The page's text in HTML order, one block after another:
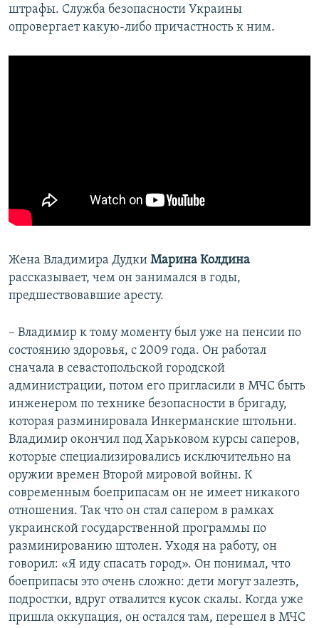
штрафы. Служба безопасности Украины
опровергает какую-либо причастность к ним.
Жена Владимира Дудки Марина Колдина
рассказывает, чем он занимался в годы,
предшествовавшие аресту.
– Владимир к тому моменту был уже на пенсии по
состоянию здоровья, с 2009 года. Он работал
сначала в севастопольской городской
администрации, потом его пригласили в МЧС быть
инженером по технике безопасности в бригаду,
которая разминировала Инкерманские штольни.
Владимир окончил под Харьковом курсы саперов,
которые специализировались исключительно на
оружии времен Второй мировой войны. К
современным боеприпасам он не имеет никакого
отношения. Так что он стал сапером в рамках
украинской государственной программы по
разминированию штолен. Уходя на работу, он
говорил: «Я иду спасать город». Он понимал, что
боеприпасы это очень сложно: дети могут залезть,
подростки, вдруг отвалится кусок скалы. Когда уже
пришла оккупация, он остался там, перешел в МЧС